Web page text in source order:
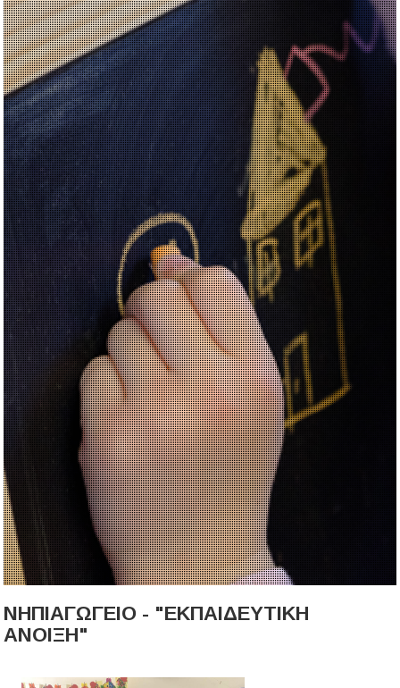
ΝΗΠΙΑΓΩΓΕΙΟ - "ΕΚΠΑΙΔΕΥΤΙΚΗ
ΑΝΟΙΞΗ"